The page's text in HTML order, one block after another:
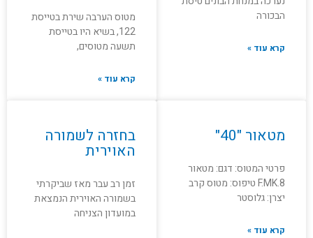
הבכורה
קרא עוד »
מטוס הערבה שירת בטייסת
122, בשיא היו בטייסת
תשעה מטוסים,
קרא עוד »
מטאור "40"
פרטי המטוס: דגם: מטאור
F.MK.8 טיפוס: מטוס קרב
יצרן: גלוסטר
קרא עוד »
בחזרה לשמורה
האוירית
זמן רב עבר מאז שביקרתי
בשמורה האוירית הנמצאת
במועדון הצניחה